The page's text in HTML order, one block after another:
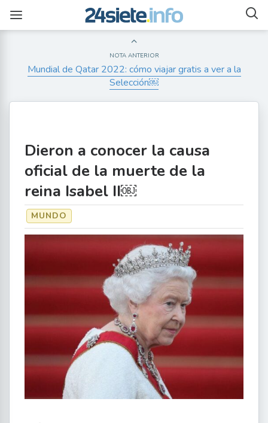
NOTA ANTERIOR
Mundial de Qatar 2022: cómo viajar gratis a ver a la
Selección￼
Dieron a conocer la causa
oficial de la muerte de la
reina Isabel II￼
MUNDO